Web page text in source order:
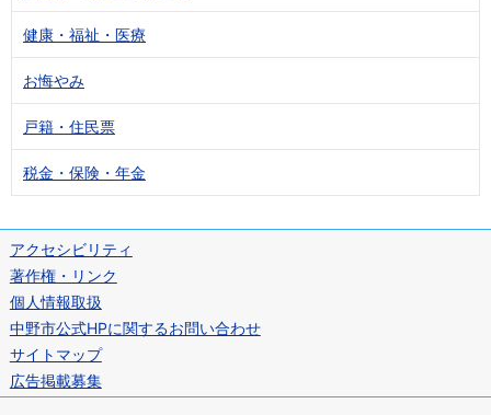
健康・福祉・医療
お悔やみ
戸籍・住民票
税金・保険・年金
アクセシビリティ
著作権・リンク
個人情報取扱
中野市公式HPに関するお問い合わせ
サイトマップ
広告掲載募集